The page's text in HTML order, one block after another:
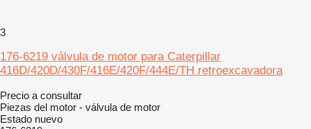
3
176-6219 válvula de motor para Caterpillar
416D/420D/430F/416E/420F/444E/TH retroexcavadora
Precio a consultar
Piezas del motor - válvula de motor
Estado nuevo